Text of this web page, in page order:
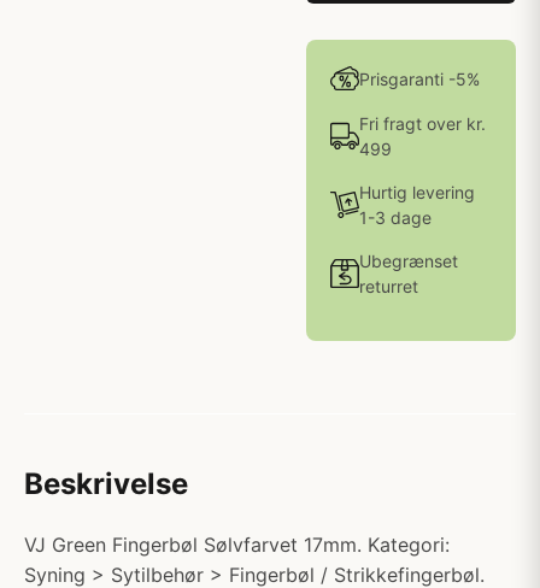
Prisgaranti -5%
Fri fragt over kr.
499
Hurtig levering
1-3 dage
Ubegrænset
returret
Beskrivelse
VJ Green Fingerbøl Sølvfarvet 17mm. Kategori:
Syning > Sytilbehør > Fingerbøl / Strikkefingerbøl.